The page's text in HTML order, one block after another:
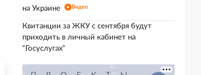
на Украине
Видео
Квитанции за ЖКУ с сентября будут
приходить в личный кабинет на
"Госуслугах"